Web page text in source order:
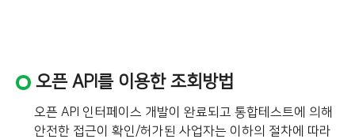
오픈 API를 이용한 조회방법
오픈 API 인터페이스 개발이 완료되고 통합테스트에 의해
안전한 접근이 확인/허가된 사업자는 이하의 절차에 따라